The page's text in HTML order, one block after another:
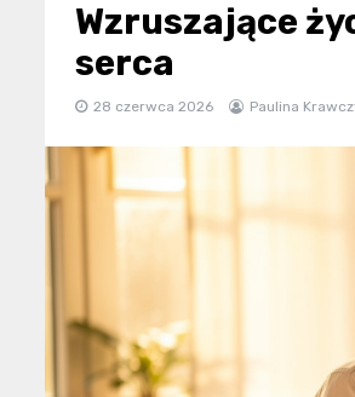
Wzruszające
serca
28 czerwca 2026 Paulina